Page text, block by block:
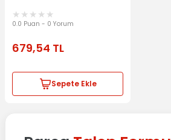
0.0 Puan - 0 Yorum
679,54 TL
Sepete Ekle